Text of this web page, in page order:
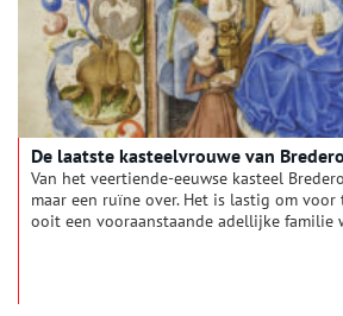
De laatste kasteelvrouwe van
Van het veertiende-eeuwse kasteel
maar een ruïne over. Het is lastig om
ooit een vooraanstaande adellijke familie